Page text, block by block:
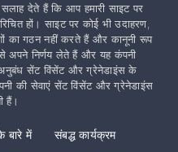
देते हैं कि आप हमारी साइट पर
हों। साइट पर कोई भी उदाहरण,
का गठन नहीं करते हैं और कानूनी रूप
से अपने निर्णय लेते हैं और यह कंपनी
अनुबंध सेंट विंसेंट और ग्रेनेडाइंस के
की सेवाएं सेंट विंसेंट और ग्रेनेडाइंस
हैं।
में
संबद्ध कार्यक्रम